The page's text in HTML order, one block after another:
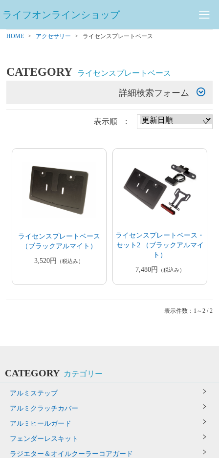
ライフオンラインショップ
HOME アクセサリー ライセンスプレートベース
CATEGORY ライセンスプレートベース
詳細検索フォーム
表示順 :
ライセンスプレートベース
（ブラックアルマイト）
3,520円
（税込み）
ライセンスプレートベース・
セット2 （ブラックアルマイ
ト）
7,480円
（税込み）
表示件数：1～2 / 2
CATEGORY カテゴリー
アルミステップ
アルミクラッチカバー
アルミヒールガード
フェンダーレスキット
ラジエター＆オイルクーラーコアガード